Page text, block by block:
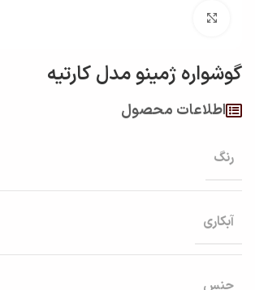
گوشواره ژمینو مدل کارتيه
اطلاعات محصول
رنگ
آبکاری
جنس